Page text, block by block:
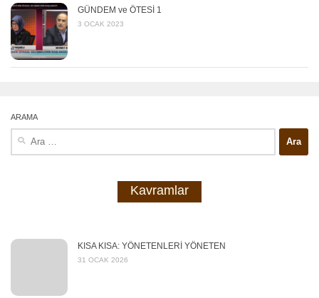
GÜNDEM ve ÖTESİ 1
3 OCAK 2023
ARAMA
Kavramlar
KISA KISA: YÖNETENLERİ YÖNETEN
31 OCAK 2026